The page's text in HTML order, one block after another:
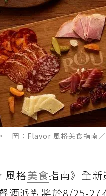
圖：Flavor 風格美食指南
風格美食指南》全新
酒派對將於8/25-